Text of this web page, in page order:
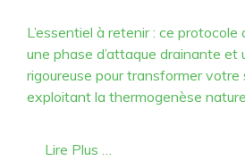
L’essentiel à retenir : ce
une phase d’attaque drainante et
rigoureuse pour transformer votre
exploitant la thermogenèse
Lire Plus …